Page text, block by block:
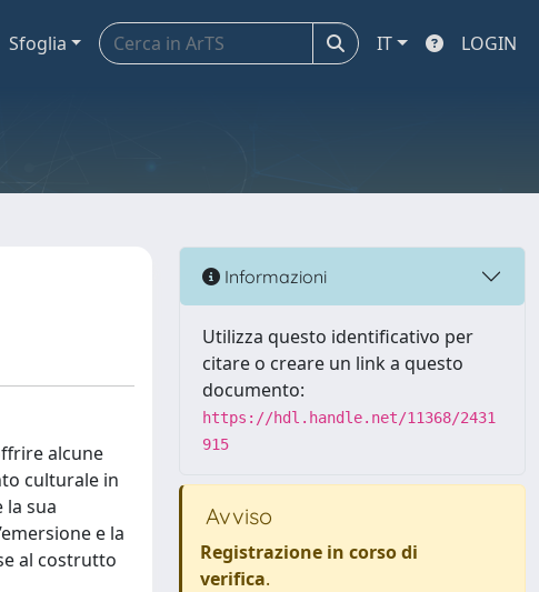
Sfoglia IT LOGIN
alcune
culturale in
sua
e la
al costrutto
Informazioni
Utilizza questo identificativo per
citare o creare un link a questo
documento:
https://hdl.handle.net/11368/2431
915
Avviso
Registrazione in corso di
verifica.